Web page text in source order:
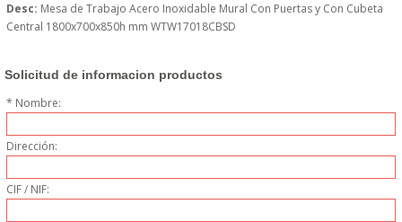
PERSONAL
Desc: Mesa de Trabajo Acero Inoxidable Mural Con Puertas y Con Cubeta
Central 1800x700x850h mm WTW17018CBSD
Solicitud de informacion productos
* Nombre:
Dirección:
CIF / NIF: